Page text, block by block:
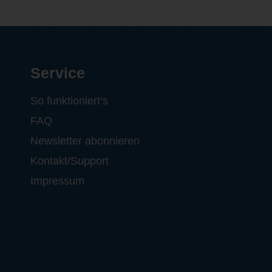
Service
So funktioniert‘s
FAQ
Newsletter abonnieren
Kontakt/Support
Impressum